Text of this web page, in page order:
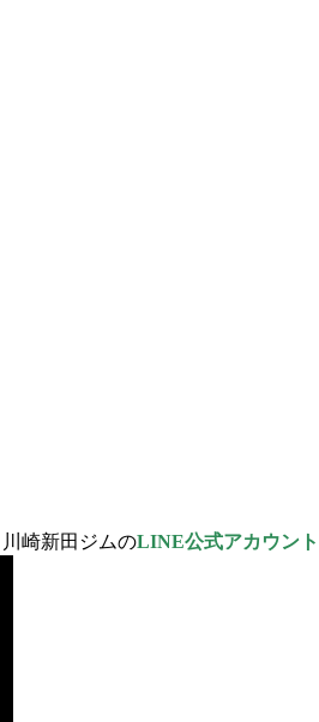
崎新田ジムのLINE公式アカウント